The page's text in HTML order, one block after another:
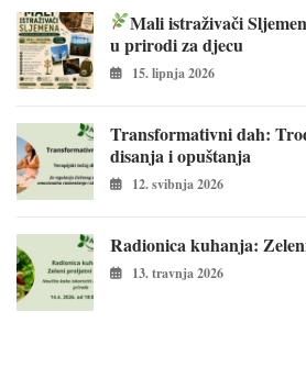
Mali istraživači
u prirodi za djecu
15. lipnja 2026
Transformativni dah:
disanja i opuštanja
12. svibnja 2026
Radionica kuhanja:
13. travnja 2026